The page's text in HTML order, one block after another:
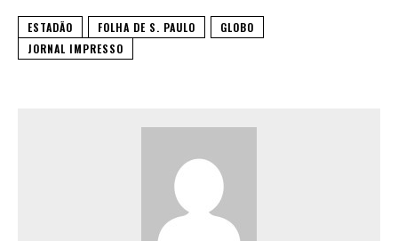
ESTADÃO FOLHA DE S. PAULO
GLOBO
JORNAL IMPRESSO